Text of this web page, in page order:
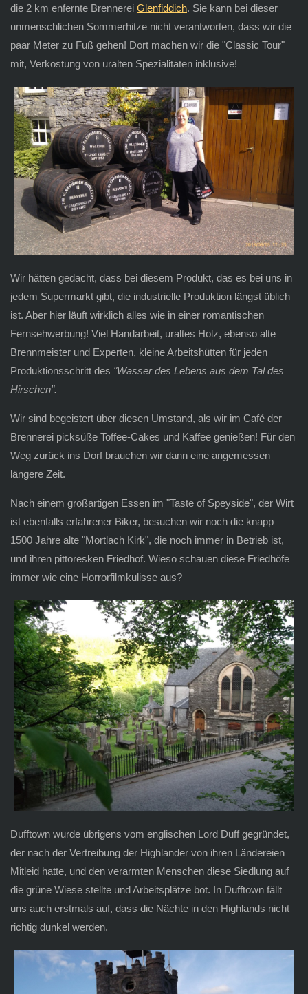
die 2 km enfernte Brennerei Glenfiddich. Sie kann bei dieser
unmenschlichen Sommerhitze nicht verantworten, dass wir die
paar Meter zu Fuß gehen! Dort machen wir die "Classic Tour"
mit, Verkostung von uralten Spezialitäten inklusive!
Wir hätten gedacht, dass bei diesem Produkt, das es bei uns in
jedem Supermarkt gibt, die industrielle Produktion längst üblich
ist. Aber hier läuft wirklich alles wie in einer romantischen
Fernsehwerbung! Viel Handarbeit, uraltes Holz, ebenso alte
Brennmeister und Experten, kleine Arbeitshütten für jeden
Produktionsschritt des "Wasser des Lebens aus dem Tal des
Hirschen".
Wir sind begeistert über diesen Umstand, als wir im Café der
Brennerei picksüße Toffee-Cakes und Kaffee genießen! Für den
Weg zurück ins Dorf brauchen wir dann eine angemessen
längere Zeit.
Nach einem großartigen Essen im "Taste of Speyside", der Wirt
ist ebenfalls erfahrener Biker, besuchen wir noch die knapp
1500 Jahre alte "Mortlach Kirk", die noch immer in Betrieb ist,
und ihren pittoresken Friedhof. Wieso schauen diese Friedhöfe
immer wie eine Horrorfilmkulisse aus?
Dufftown wurde übrigens vom englischen Lord Duff gegründet,
der nach der Vertreibung der Highlander von ihren Ländereien
Mitleid hatte, und den verarmten Menschen diese Siedlung auf
die grüne Wiese stellte und Arbeitsplätze bot. In Dufftown fällt
uns auch erstmals auf, dass die Nächte in den Highlands nicht
richtig dunkel werden.